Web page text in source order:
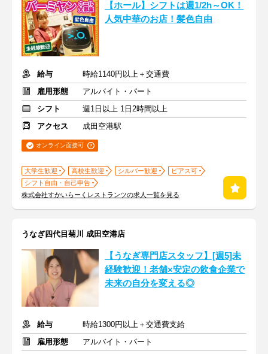
【ホール】シフトは週1/2h～OK！
人気中華のお店！髪色自由
給与
時給1140円以上＋交通費
雇用形態
アルバイト・パート
シフト
週1日以上 1日2時間以上
アクセス
成田空港駅
オンライン面接可
大学生歓迎 高校生歓迎 シルバー歓迎
ピアス可
シフト自由・自己申告
株式会社すかいらーくレストランツの求人一覧を見る
うなぎ四代目菊川 成田空港店
【うなぎ専門店スタッフ】[週5]未
経験歓迎！老舗×安定の飲食企業で
未来の自分を変える◎
給与
時給1300円以上＋交通費支給
雇用形態
アルバイト・パート